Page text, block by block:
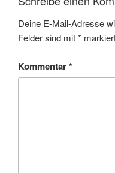
Deine E-Mail-Adresse
Felder sind mit*
Kommentar*